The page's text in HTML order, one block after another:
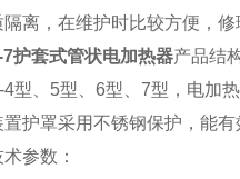
离，在维护时比较方便，
护套式管状电加热器产品结
型、5型、6型、7型，电加
护罩采用不锈钢保护，能有
参数：